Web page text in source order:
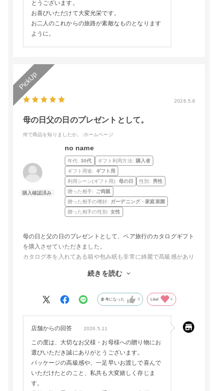
とうございます。
お喜びいただけて大変光栄です。
お二人のこれからの旅路が素敵なものとなります
ように。
2026.5.8
母の日父の日のプレゼントとして。
何で商品を知りましたか。 :ホームページ
no name
年代: 30代 ギフト利用方法: 購入者
ギフト用途:
ギフト用
利用シーン(ギフト用): 母の日 性別:
男性
贈った相手:
ご両親
贈った相手の嗜好: ガーデニング・家庭菜園
贈った相手の性別: 女性
母の日と父の日のプレゼントとして、ペア旅行のカタログギフト
を購入させていただきました。
カタログ本を入れてある箱や包み紙も非常に綺麗で高級感があり
続きを読む
参考になった 0 Like! 4
店舗からの回答 2026.5.11
この度は、大切なお父様・お母様への贈り物にお
選びいただき誠にありがとうございます。
パッケージの高級感や、一足早いお渡しで喜んで
いただけたとのこと、私共も大変嬉しく存じま
す。